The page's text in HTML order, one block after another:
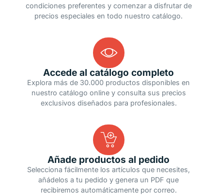
condiciones preferentes y comenzar a disfrutar de
precios especiales en todo nuestro catálogo.
Accede al catálogo completo
Explora más de 30.000 productos disponibles en
nuestro catálogo online y consulta sus precios
exclusivos diseñados para profesionales.
Añade productos al pedido
Selecciona fácilmente los artículos que necesites,
añádelos a tu pedido y genera un PDF que
recibiremos automáticamente por correo.